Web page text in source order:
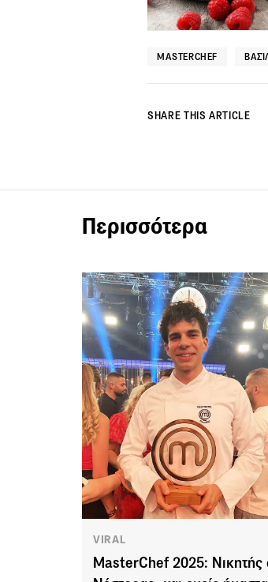
MASTERCHEF
SHARE THIS ARTICLE
Περισσότερα
VIRAL
MasterChef 2025: Νικητής